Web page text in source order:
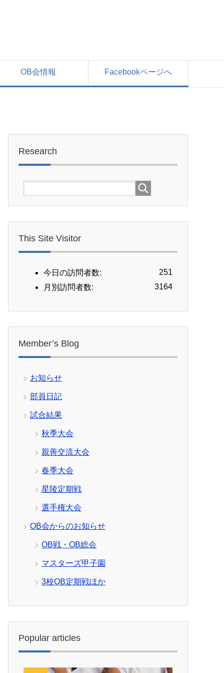
OB会情報 Facebookページへ
Research
This Site Visitor
251
今日の訪問者数:
3164
月別訪問者数:
Member’s Blog
お知らせ
部員日記
試合結果
秋季大会
親善交流大会
春季大会
星陵定期戦
選手権大会
OB会からのお知らせ
OB戦・OB総会
マスターズ甲子園
3校OB定期戦ほか
Popular articles